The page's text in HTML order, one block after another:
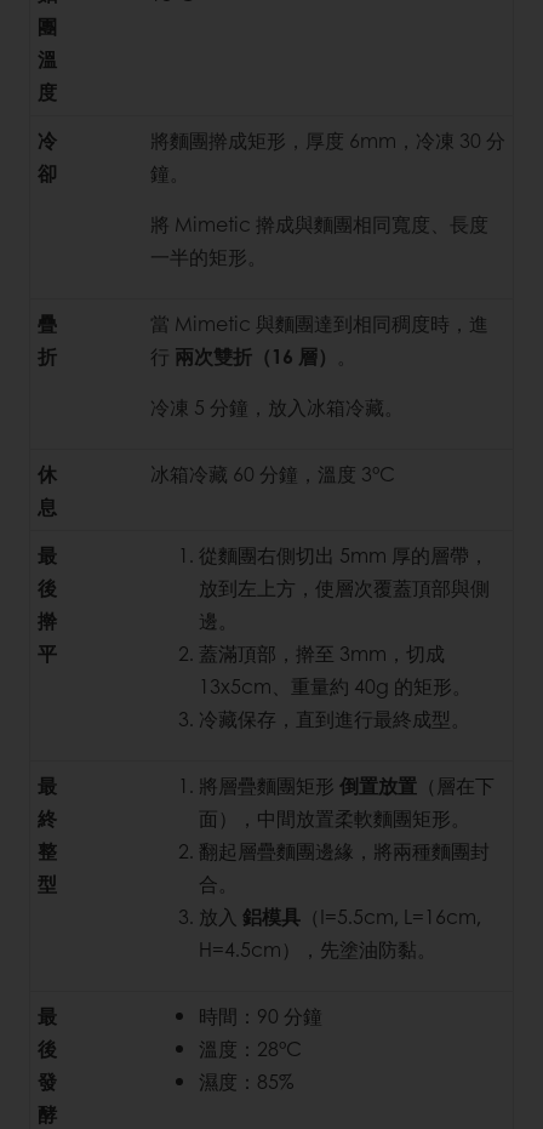
團
溫
度
冷
卻
將麵團擀成矩形，厚度 6mm，冷凍 30 分
鐘。
將 Mimetic 擀成與麵團相同寬度、長度
一半的矩形。
疊
折
當 Mimetic 與麵團達到相同稠度時，進
行 兩次雙折（16 層）
冷凍 5 分鐘，放入冰箱冷藏。
休
息
冰箱冷藏 60 分鐘，溫度 3°C
最
後
擀
平
從麵團右側切出 5mm 厚的層帶，
放到左上方，使層次覆蓋頂部與側
邊。
蓋滿頂部，擀至 3mm，切成
13x5cm、重量約 40g 的矩形。
冷藏保存，直到進行最終成型。
最
終
整
型
將層疊麵團矩形 倒置放置 （層在下
面），中間放置柔軟麵團矩形。
翻起層疊麵團邊緣，將兩種麵團封
合。
放入 鋁模具 （I=5.5cm, L=16cm,
H=4.5cm），先塗油防黏。
最
後
發
酵
時間：90 分鐘
溫度：28°C
濕度：85%